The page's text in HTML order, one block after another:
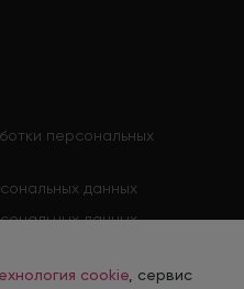
персональных
данных
данных
cookiecookie , сервис